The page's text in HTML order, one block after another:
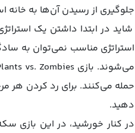
جلوگیری از رسیدن آن‌ها به خانه
شاید در ابتدا داشتن یک
استراتژی مناسب نمی‌توان به
حمله می‌کنند. برای رد کردن هر
دهید.
در کنار خورشید، در این بازی